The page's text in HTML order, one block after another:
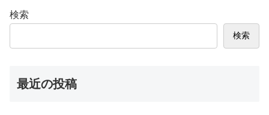
検索
検索
最近の投稿